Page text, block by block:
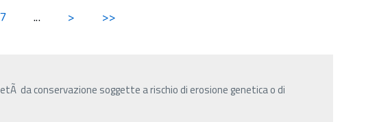
7 ... > >>
da conservazione soggette a rischio di erosione genetica o di